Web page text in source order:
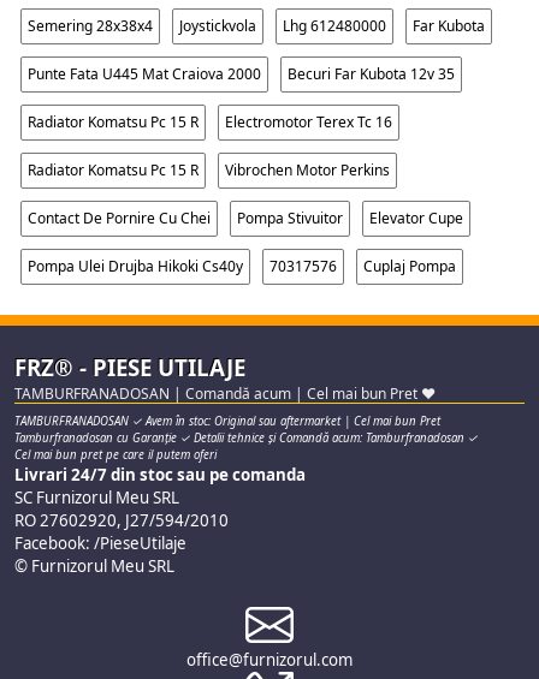
Semering 28x38x4 Joystickvola Lhg 612480000 Far Kubota
Punte Fata U445 Mat Craiova 2000 Becuri Far Kubota 12v 35
Radiator Komatsu Pc 15 R Electromotor Terex Tc 16
Radiator Komatsu Pc 15 R Vibrochen Motor Perkins
Contact De Pornire Cu Chei Pompa Stivuitor Elevator Cupe
Pompa Ulei Drujba Hikoki Cs40y 70317576 Cuplaj Pompa
FRZ® - PIESE UTILAJE
TAMBURFRANADOSAN | Comandă acum | Cel mai bun Pret ♥
TAMBURFRANADOSAN ✓ Avem în stoc: Original sau aftermarket | Cel mai bun Pret
Tamburfranadosan cu Garanție ✓ Detalii tehnice și Comandă acum: Tamburfranadosan ✓
Cel mai bun pret pe care il putem oferi
Livrari 24/7 din stoc sau pe comanda
SC Furnizorul Meu SRL
RO 27602920, J27/594/2010
Facebook: /PieseUtilaje
© Furnizorul Meu SRL
office@furnizorul.com